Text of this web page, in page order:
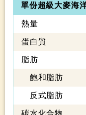
單份超級大麥海
熱量
蛋白質
脂肪
飽和脂肪
反式脂肪
碳水化合物